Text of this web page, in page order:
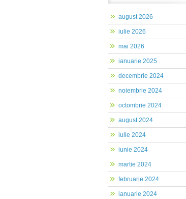
august 2026
iulie 2026
mai 2026
ianuarie 2025
decembrie 2024
noiembrie 2024
octombrie 2024
august 2024
iulie 2024
iunie 2024
martie 2024
februarie 2024
ianuarie 2024